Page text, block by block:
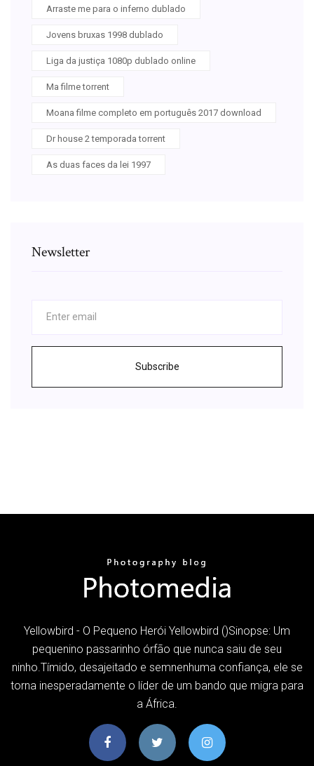
Arraste me para o inferno dublado
Jovens bruxas 1998 dublado
Liga da justiça 1080p dublado online
Ma filme torrent
Moana filme completo em português 2017 download
Dr house 2 temporada torrent
As duas faces da lei 1997
Newsletter
Subscribe
Yellowbird - O Pequeno Herói Yellowbird ()Sinopse: Um
pequenino passarinho órfão que nunca saiu de seu
ninho.Tímido, desajeitado e semnenhuma confiança, ele se
torna inesperadamente o líder de um bando que migra para
a África.